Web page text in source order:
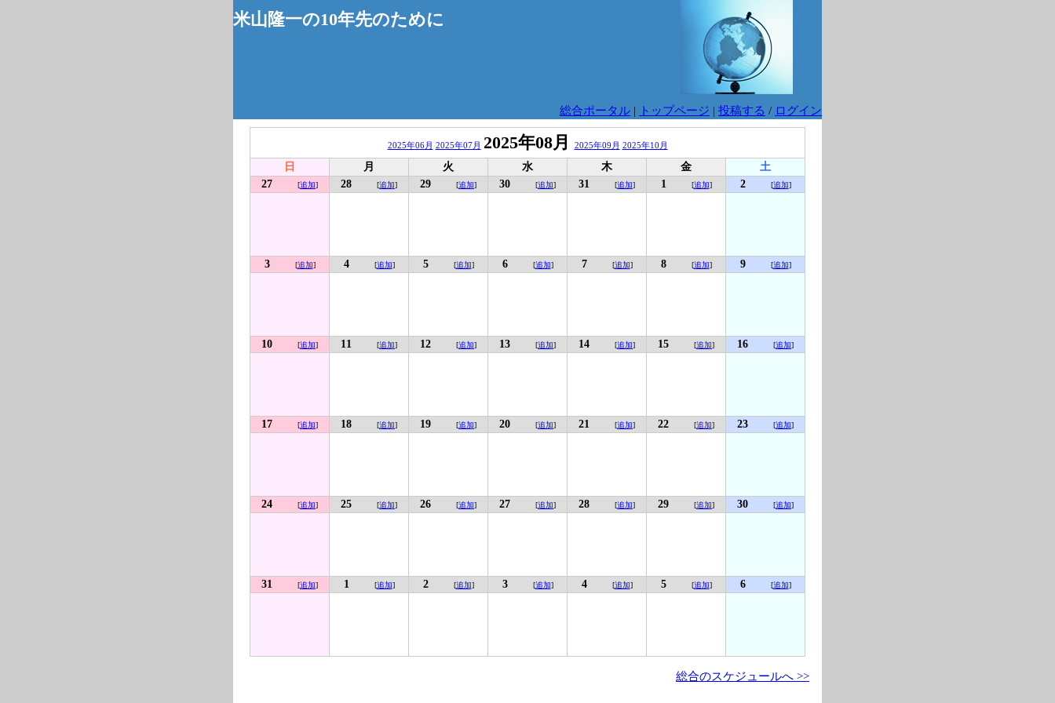
米山隆一の10年先のために
総合ポータル | トップページ | 投稿する / ログイン
2025年06月 2025年07月 2025年08月 2025年09月 2025年10月
日 月 火 水 木 金
土
27
[追加] 28 [追加] 29 [追加] 30 [追加] 31 [追加] 1 [追加] 2 [追加]
3 [追加] 4 [追加] 5 [追加] 6 [追加] 7 [追加] 8 [追加] 9 [追加]
10 [追加] 11 [追加] 12 [追加] 13 [追加] 14 [追加] 15 [追加] 16 [追加]
17 [追加] 18 [追加] 19 [追加] 20 [追加] 21 [追加] 22 [追加] 23 [追加]
24 [追加] 25 [追加] 26 [追加] 27 [追加] 28 [追加] 29 [追加] 30 [追加]
31 [追加] 1 [追加] 2 [追加] 3 [追加] 4 [追加] 5 [追加] 6 [追加]
総合のスケジュールへ >>